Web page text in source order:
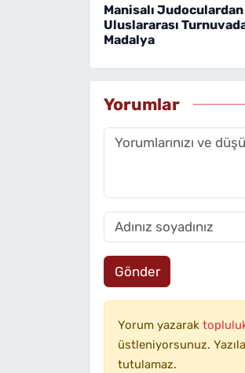
Manisalı Judoculardan
Uluslararası
Madalya
Yorumlar
Gönder
Yorum yazarak
üstleniyorsunuz.
tutulamaz.